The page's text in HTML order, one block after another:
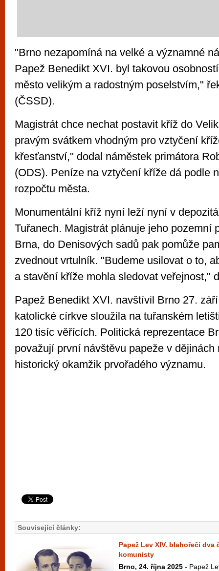
"Brno nezapomíná na velké a významné
Papež Benedikt XVI. byl takovou
město velikým a radostným poselstvím,"
(ČSSD).
Magistrát chce nechat postavit kříž do
pravým svátkem vhodným pro vztyčení
křesťanství," dodal náměstek primátora
(ODS). Peníze na vztyčení kříže dá podle
rozpočtu města.
Monumentální kříž nyní leží nyní v
Tuřanech. Magistrát plánuje jeho pozemní
Brna, do Denisových sadů pak pomůže
zvednout vrtulník. "Budeme usilovat o to,
a stavění kříže mohla sledovat veřejnost,"
Papež Benedikt XVI. navštívil Brno 27.
katolické církve sloužila na tuřanském
120 tisíc věřících. Politická reprezentace
považují první návštěvu papeže v dějinách
historický okamžik prvořadého významu.
Související články:
Papež Lev XIV. blahořečí dva
komunisty
Brno, 24. října 2025 - Papež